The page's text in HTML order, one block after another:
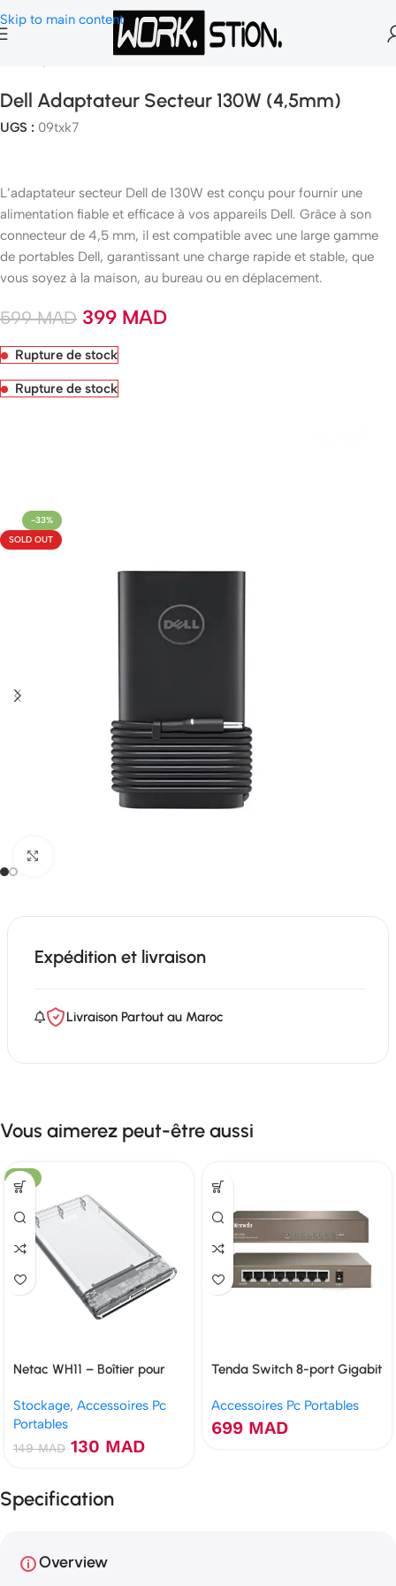
Skip to main content
Accessoires Pc Portables
Dell Adaptateur Secteur 130W (4,5mm)
UGS : 09txk7
L’adaptateur secteur Dell de 130W est conçu pour fournir une
alimentation fiable et efficace à vos appareils Dell. Grâce à son
connecteur de 4,5 mm, il est compatible avec une large gamme
de portables Dell, garantissant une charge rapide et stable, que
vous soyez à la maison, au bureau ou en déplacement.
599MAD 399 MAD
Rupture de stock
Rupture de stock
-33%
SOLD OUT
Expédition et livraison
Livraison Partout au Maroc
Vous aimerez peut-être aussi
-13%
Netac WH11 – Boîtier pour
Stockage, Accessoires Pc
Portables
149MAD 130 MAD
Tenda Switch 8-port Gigabit
Accessoires Pc Portables
699 MAD
Specification
Overview